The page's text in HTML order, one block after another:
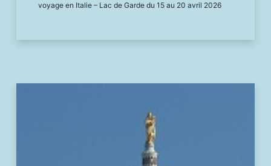
voyage en Italie – Lac de Garde du 15 au 20 avril 2026